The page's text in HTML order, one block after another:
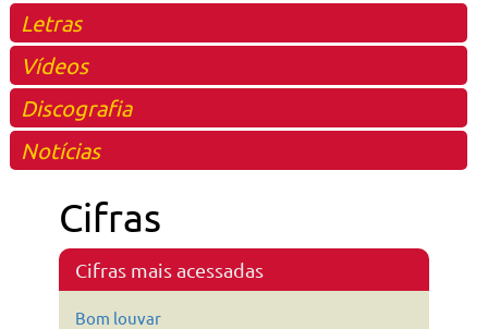
Letras
Vídeos
Discografia
Notícias
Cifras
Cifras mais acessadas
Bom louvar